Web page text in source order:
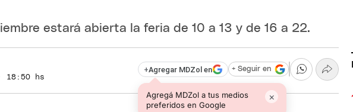
estará abierta la feria de 10 a 13 y de 16 a 22.
18:50 hs
+Agregar MDZol en
Agregá MDZol a tus medios
preferidos en Google
×
+ Seguir en